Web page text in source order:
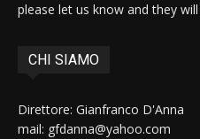
please let us know and they
CHI SIAMO
Direttore: Gianfranco D'Anna
mail: gfdanna@yahoo.com